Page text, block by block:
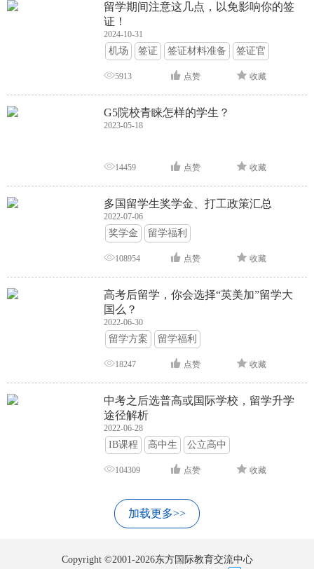
留学期间注意这几点，以免影响你的签
证！
2024-10-31
机场 签证 签证材料准备 签证官
签证面试 签证申请攻略
5913 点赞 收藏
G5院校青睐怎样的学生？
2023-05-18
14459 点赞 收藏
多国留学生奖学金、打工政策汇总
2022-07-06
奖学金 留学福利
108954 点赞 收藏
高考后留学，你会选择“英美加”留学大
国么？
2022-06-30
留学方案 留学福利
18247 点赞 收藏
中考之后选普高或国际学校，留学升学
途径解析
2022-06-28
IB课程 高中生 公立高中
104309 点赞 收藏
加载更多>>
Copyright ©2001-2026东方国际教育交流中心